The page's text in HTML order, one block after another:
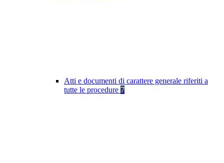
Atti e documenti di carattere generale riferiti a
tutte le procedure 7